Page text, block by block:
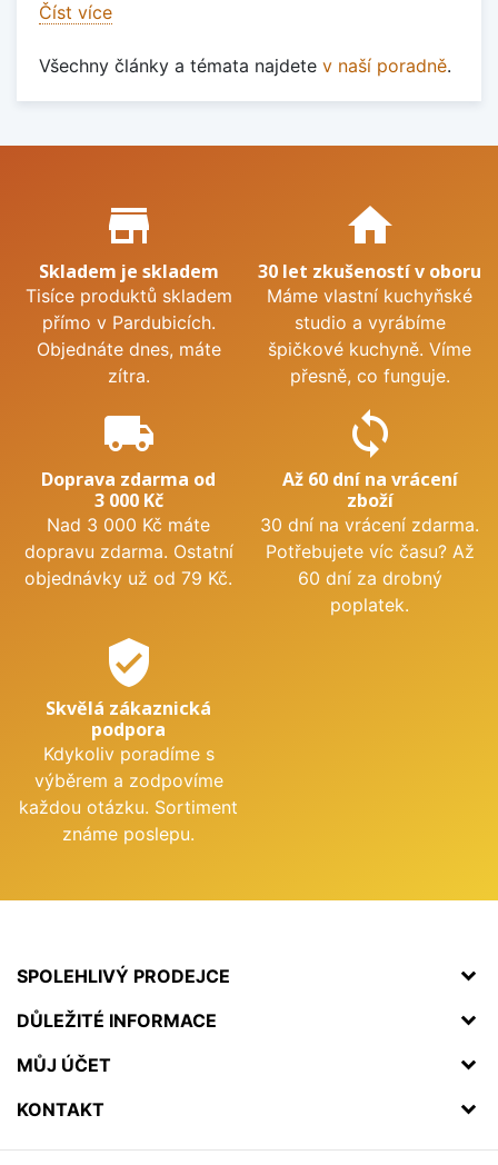
Číst více
Všechny články a témata najdete v naší poradně.
Proč nakupovat u nás?
store_mall_directory
Skladem je skladem
Tisíce produktů skladem
přímo v Pardubicích.
Objednáte dnes, máte
zítra.
home
30 let zkušeností v oboru
Máme vlastní kuchyňské
studio a vyrábíme
špičkové kuchyně. Víme
přesně, co funguje.
local_shipping
Doprava zdarma od
3 000 Kč
Nad 3 000 Kč máte
dopravu zdarma. Ostatní
objednávky už od 79 Kč.
sync
Až 60 dní na vrácení
zboží
30 dní na vrácení zdarma.
Potřebujete víc času? Až
60 dní za drobný
poplatek.
verified_user
Skvělá zákaznická
podpora
Kdykoliv poradíme s
výběrem a zodpovíme
každou otázku. Sortiment
známe poslepu.
SPOLEHLIVÝ PRODEJCE
DŮLEŽITÉ INFORMACE
MŮJ ÚČET
KONTAKT